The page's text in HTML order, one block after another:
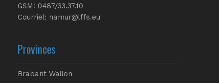
GSM: 0487/33.37.10
Courriel: namur@lffs.eu
Provinces
Brabant Wallon